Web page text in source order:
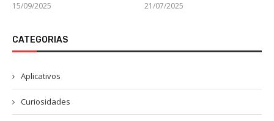
15/09/2025
21/07/2025
CATEGORIAS
Aplicativos
Curiosidades